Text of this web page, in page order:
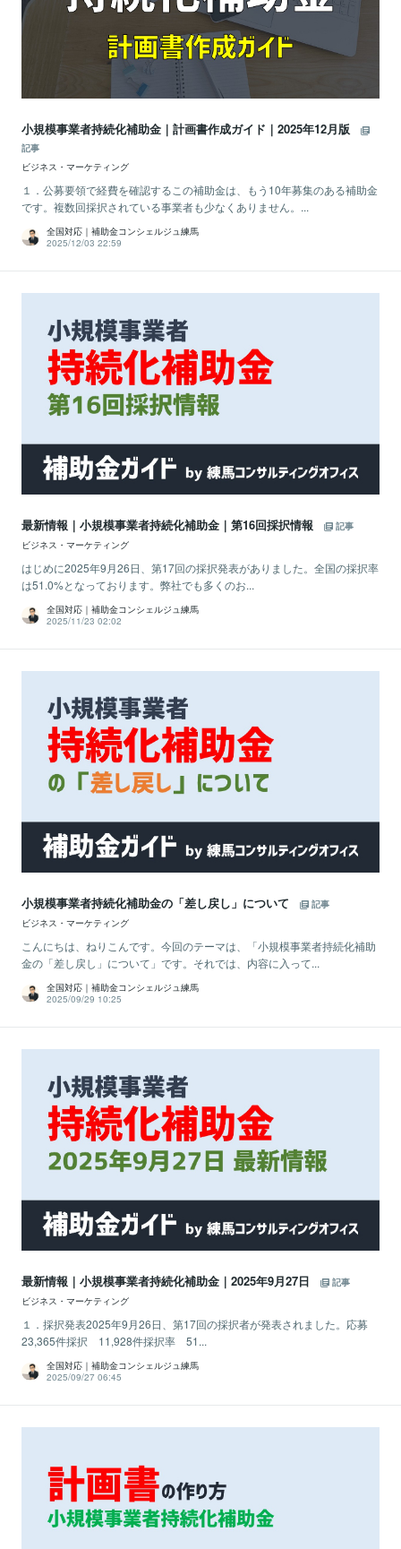
小規模事業者持続化補助金｜計画書作成ガイド｜2025年12月版
記事
ビジネス・マーケティング
１．公募要領で経費を確認するこの補助金は、もう10年募集のある補助金
です。複数回採択されている事業者も少なくありません。...
全国対応｜補助金コンシェルジュ練馬
2025/12/03 22:59
最新情報｜小規模事業者持続化補助金｜第16回採択情報
記事
ビジネス・マーケティング
はじめに2025年9月26日、第17回の採択発表がありました。全国の採択率
は51.0%となっております。弊社でも多くのお...
全国対応｜補助金コンシェルジュ練馬
2025/11/23 02:02
小規模事業者持続化補助金の「差し戻し」について
記事
ビジネス・マーケティング
こんにちは、ねりこんです。今回のテーマは、「小規模事業者持続化補助
金の「差し戻し」について」です。それでは、内容に入って...
全国対応｜補助金コンシェルジュ練馬
2025/09/29 10:25
最新情報｜小規模事業者持続化補助金｜2025年9月27日
記事
ビジネス・マーケティング
１．採択発表2025年9月26日、第17回の採択者が発表されました。応募
23,365件採択 11,928件採択率 51...
全国対応｜補助金コンシェルジュ練馬
2025/09/27 06:45